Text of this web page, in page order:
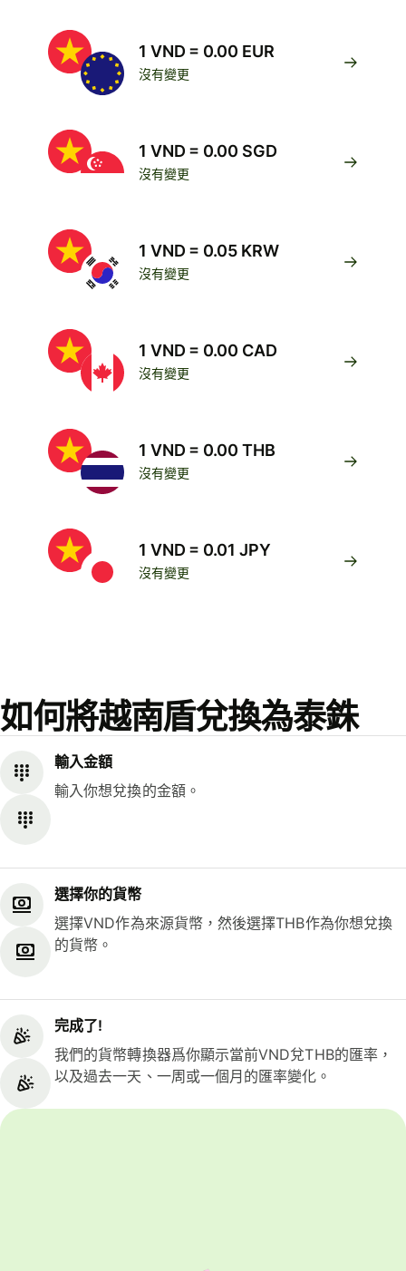
1 VND = 0.00 EUR
沒有變更
1 VND = 0.00 SGD
沒有變更
1 VND = 0.05 KRW
沒有變更
1 VND = 0.00 CAD
沒有變更
1 VND = 0.00 THB
沒有變更
1 VND = 0.01 JPY
沒有變更
如何將越南盾兌換為泰銖
輸入金額
輸入你想兌換的金額。
選擇你的貨幣
選擇VND作為來源貨幣，然後選擇THB作為你想兌換
的貨幣。
完成了!
我們的貨幣轉換器爲你顯示當前VND兌THB的匯率，
以及過去一天、一周或一個月的匯率變化。